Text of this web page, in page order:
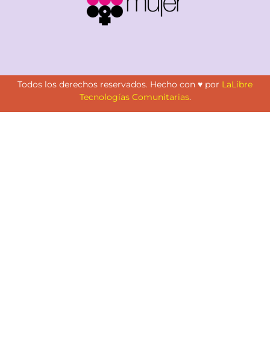
Todos los derechos reservados. Hecho con ♥ por LaLibre
Tecnologías Comunitarias.